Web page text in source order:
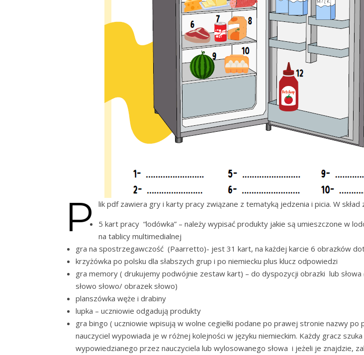
P lik pdf zawiera gry i karty pracy związane z tematyką jedzenia i picia. W skład
5 kart pracy “lodówka” – należy wypisać produkty jakie są umieszczone w
na tablicy multimedialnej
gra na spostrzegawczość (Paarretto)- jest 31 kart, na każdej karcie 6 obrazków
krzyżówka po polsku dla słabszych grup i po niemiecku plus klucz odpowiedzi
gra memory ( drukujemy podwójnie zestaw kart) – do dyspozycji obrazki lub
słowo słowo/ obrazek słowo)
planszówka węże i drabiny
lupka – uczniowie odgadują produkty
gra bingo ( uczniowie wpisują w wolne cegiełki podane po prawej stronie nazwy po
nauczyciel wypowiada je w różnej kolejności w języku niemieckim. Każdy gracz
wypowiedzianego przez nauczyciela lub wylosowanego słowa i jeżeli je znajdzie,